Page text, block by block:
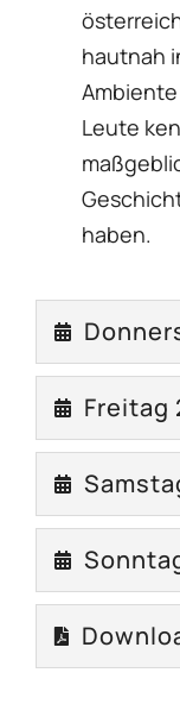
hautnah
Leute
haben.
Freitag